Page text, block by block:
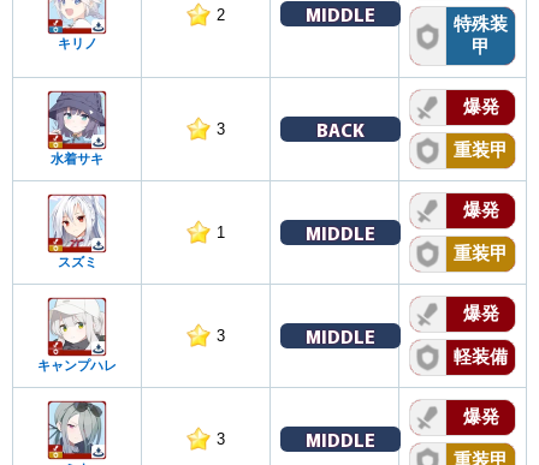
キリノ
2 MIDDLE
特殊装
甲
水着サキ
3 BACK
爆発
重装甲
スズミ
1 MIDDLE
爆発
重装甲
キャンプハレ
3 MIDDLE
爆発
軽装備
3 MIDDLE
爆発
重装甲